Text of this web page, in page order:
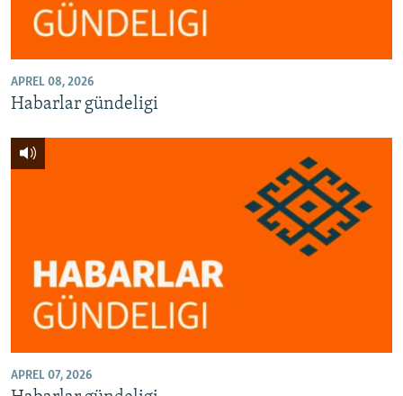
APREL 08, 2026
Habarlar gündeligi
APREL 07, 2026